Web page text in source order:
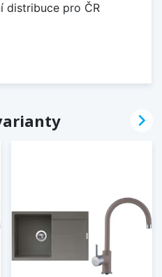
distribuce pro ČR
